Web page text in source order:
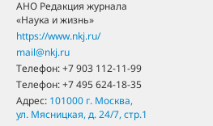
АНО Редакция журнала
«Наука и жизнь»
https://www.nkj.ru/
mail@nkj.ru
Телефон:+7 903 112-11-99
Телефон:+7 495 624-18-35
Адрес: 101000 г. Москва,
ул. Мясницкая, д. 24/7, стр.1